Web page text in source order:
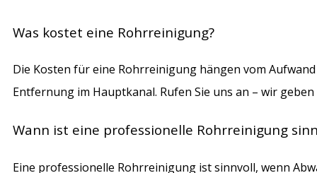
Was kostet eine Rohrreinigung?
Die Kosten für eine Rohrreinigung hängen vom
Entfernung im Hauptkanal. Rufen Sie uns an – wir
Wann ist eine professionelle Rohrreinigung
Eine professionelle Rohrreinigung ist sinnvoll, wenn